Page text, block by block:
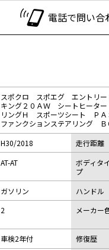
電話で問い合
スポクロ スポエグ エントリー
キング２０ＡＷ シートヒータ
リングＨ スポーツシート Ｐ
ファンクションステアリング Ｂ
H30/2018 走行距離
AT-AT
ボディタイ
プ
ガソリン ハンドル
2 メーカー
車検2年付 修復歴